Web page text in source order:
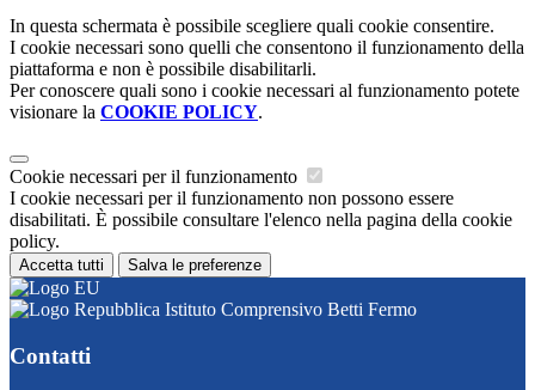
In questa schermata è possibile scegliere quali cookie consentire.
I cookie necessari sono quelli che consentono il funzionamento della
piattaforma e non è possibile disabilitarli.
Per conoscere quali sono i cookie necessari al funzionamento potete
visionare la COOKIE POLICY.
Cookie necessari per il funzionamento
I cookie necessari per il funzionamento non possono essere
disabilitati. È possibile consultare l'elenco nella pagina della cookie
policy.
Accetta tutti Salva le preferenze
Istituto Comprensivo Betti Fermo
Contatti